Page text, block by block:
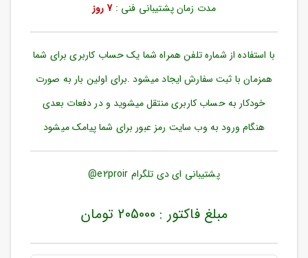
مندی
ها
مدت زمان پشتیبانی فنی :7 روز
با استفاده از شماره تلفن همراه شما یک حساب کاربری برای شما
همزمان با ثبت سفارش ایجاد میشود .برای اولین بار به صورت
خودکار به حساب کاربری منتقل میشوید و در دفعات بعدی
هنگام ورود به وب سایت رمز عبور برای شما پیامک میشود
پشتیبانی ای دی تلگرام e2proir@
مبلغ فاکتور : 205000 تومان